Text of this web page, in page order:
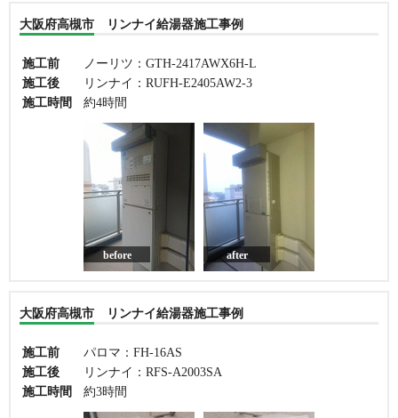
大阪府高槻市 リンナイ給湯器施工事例
施工前
ノーリツ：GTH-2417AWX6H-L
施工後
リンナイ：RUFH-E2405AW2-3
施工時間
約4時間
before after
大阪府高槻市 リンナイ給湯器施工事例
施工前
パロマ：FH-16AS
施工後
リンナイ：RFS-A2003SA
施工時間
約3時間